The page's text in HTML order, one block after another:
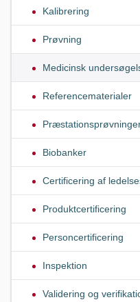
Kalibrering
Prøvning
Medicinsk
Referencematerialer
Biobanker
Certificering af
Produktcertificering
Personcertificering
Inspektion
Validering og